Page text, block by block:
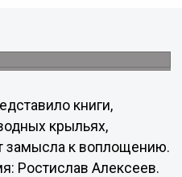
книги,
крыльях,
замысла к воплощению.
Ростислав Алексеев.